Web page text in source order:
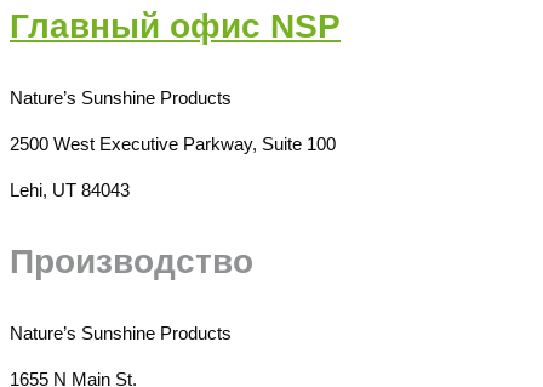
Главный офис NSP
Nature’s Sunshine Products
2500 West Executive Parkway, Suite 100
Lehi, UT 84043
Производство
Nature’s Sunshine Products
1655 N Main St.